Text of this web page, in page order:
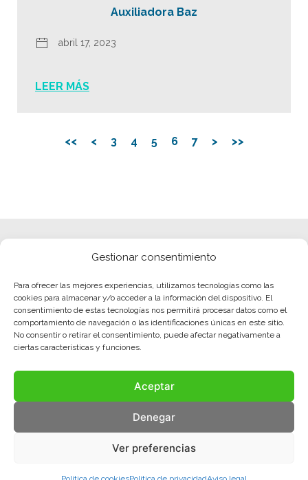
Gestionar consentimiento
Para ofrecer las mejores experiencias, utilizamos tecnologías como las
cookies para almacenar y/o acceder a la información del dispositivo. El
consentimiento de estas tecnologías nos permitirá procesar datos como el
comportamiento de navegación o las identificaciones únicas en este sitio.
No consentir o retirar el consentimiento, puede afectar negativamente a
ciertas características y funciones.
Aceptar
Denegar
Ver preferencias
Auxiliadora Baz
abril 17, 2023
LEER MÁS
<< < 3 4 5 6 7 > >>